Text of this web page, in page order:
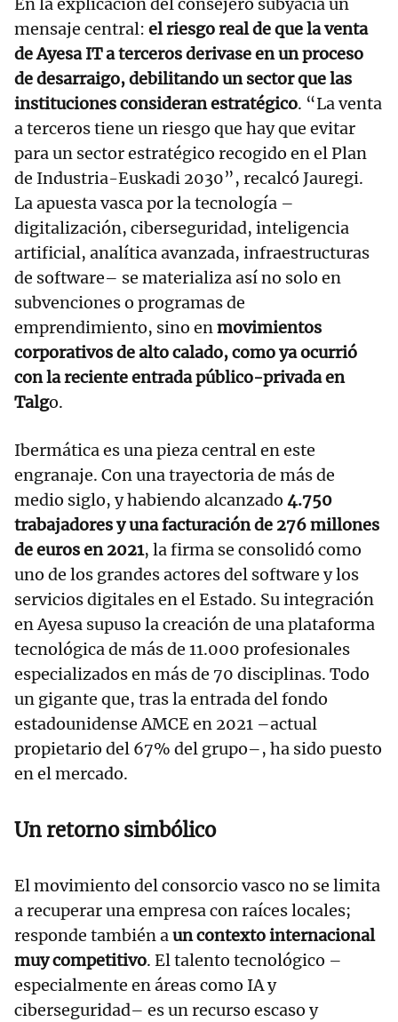
En la explicación del consejero subyacía un
mensaje central: el riesgo real de que la venta
de Ayesa IT a terceros derivase en un proceso
de desarraigo, debilitando un sector que las
instituciones consideran estratégico. “La venta
a terceros tiene un riesgo que hay que evitar
para un sector estratégico recogido en el Plan
de Industria-Euskadi 2030”, recalcó Jauregi.
La apuesta vasca por la tecnología –
digitalización, ciberseguridad, inteligencia
artificial, analítica avanzada, infraestructuras
de software– se materializa así no solo en
subvenciones o programas de
emprendimiento, sino enmovimientos
corporativos de alto calado, como ya ocurrió
con la reciente entrada público-privada en
Talgo.
Ibermática es una pieza central en este
engranaje. Con una trayectoria de más de
medio siglo, y habiendo alcanzado 4.750
trabajadores y una facturación de 276 millones
de euros en 2021, la firma se consolidó como
uno de los grandes actores del software y los
servicios digitales en el Estado. Su integración
en Ayesa supuso la creación de una plataforma
tecnológica de más de 11.000 profesionales
especializados en más de 70 disciplinas. Todo
un gigante que, tras la entrada del fondo
estadounidense AMCE en 2021 –actual
propietario del 67% del grupo–, ha sido puesto
en el mercado.
Un retorno simbólico
El movimiento del consorcio vasco no se limita
a recuperar una empresa con raíces locales;
responde también aun contexto internacional
muy competitivo. El talento tecnológico –
especialmente en áreas como IA y
ciberseguridad– es un recurso escaso y